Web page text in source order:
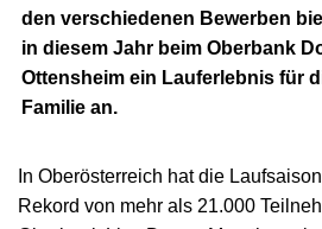
den verschiedenen Bewerben
in diesem Jahr beim Oberbank
Ottensheim ein Lauferlebnis für
Familie an.
In Oberösterreich hat die
Rekord von mehr als 21.000